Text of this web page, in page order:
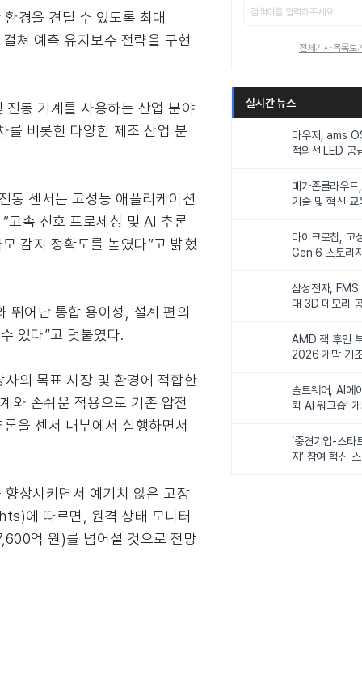
경을 견딜 수 있도록 최대
쳐 예측 유지보수 전략을 구현
동 기계를 사용하는 산업 분야
를 비롯한 다양한 제조 산업 분
센서는 고성능 애플리케이션
고속 신호 프로세싱 및 AI 추론
감지 정확도를 높였다”고 밝혔
뛰어난 통합 용이성, 설계 편의
있다”고 덧붙였다.
의 목표 시장 및 환경에 적합한
와 손쉬운 적용으로 기존 압전
을 센서 내부에서 실행하면서
상시키면서 예기치 않은 고장
에 따르면, 원격 상태 모니터
억 원)를 넘어설 것으로 전망
전체기사 목록보
실시간 뉴스
마우저, ams
적외선 LED 공
메가존클라우드
기술 및 혁신
마이크로칩, 고
Gen 6 스토리
삼성전자,
대 3D 메모리
AMD 잭 후인
2026 개막 기
솔트웨어, AI에
퀵 AI 워크숍’
‘중견기업-스타
지’ 참여 혁신